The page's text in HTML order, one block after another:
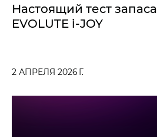
Настоящий тест
EVOLUTE i‑JOY
2 АПРЕЛЯ 2026 Г.